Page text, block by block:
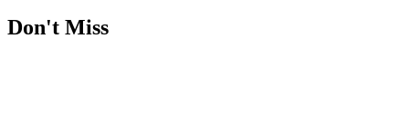
Don't Miss